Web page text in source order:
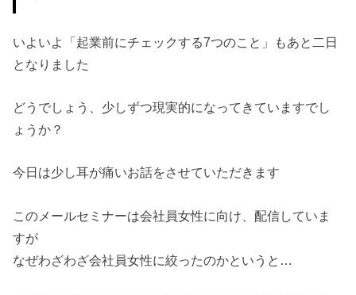
いよいよ「起業前にチェックする7つのこと」もあと二日
となりました
どうでしょう、少しずつ現実的になってきていますでし
ょうか？
今日は少し耳が痛いお話をさせていただきます
このメールセミナーは会社員女性に向け、配信していま
すが
なぜわざわざ会社員女性に絞ったのかというと…